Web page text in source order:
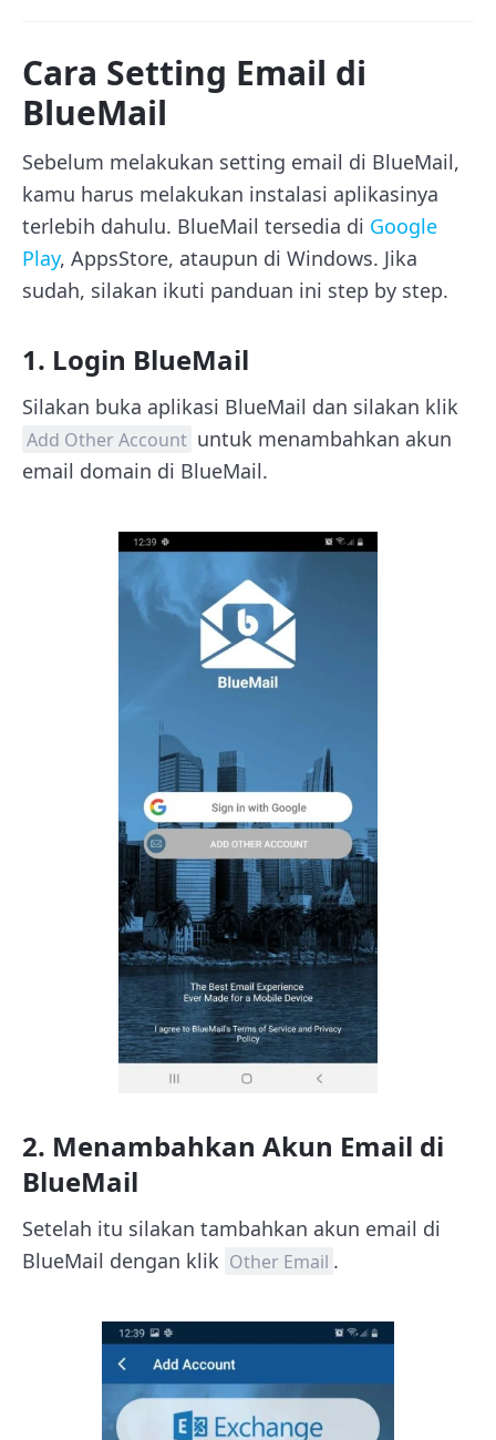
Cara Setting Email di
BlueMail
Sebelum melakukan setting email di BlueMail,
kamu harus melakukan instalasi aplikasinya
terlebih dahulu. BlueMail tersedia di Google
Play, AppsStore, ataupun di Windows. Jika
sudah, silakan ikuti panduan ini step by step.
1. Login BlueMail
Silakan buka aplikasi BlueMail dan silakan klik
Add Other Account untuk menambahkan akun
email domain di BlueMail.
2. Menambahkan Akun Email di
BlueMail
Setelah itu silakan tambahkan akun email di
BlueMail dengan klik Other Email .